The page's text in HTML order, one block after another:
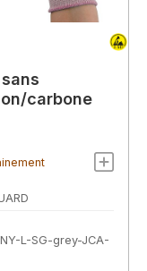
carbone
L-SG-grey-JCA-